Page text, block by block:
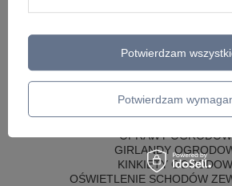
SŁUPKI OGRODOWE
LAMPY OGRODOWE -
LAMPY SOLARNE
OPRAWY
GIRLANDY
KINKIETY
OŚWIETLENIE SCHODÓW
Potwierdzam
Potwierdzam